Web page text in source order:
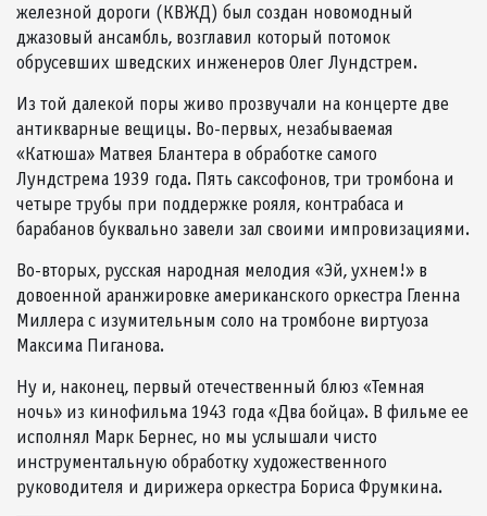
железной дороги (КВЖД) был создан новомодный
джазовый ансамбль, возглавил который потомок
обрусевших шведских инженеров Олег Лундстрем.
Из той далекой поры живо прозвучали на концерте две
антикварные вещицы. Во-первых, незабываемая
«Катюша» Матвея Блантера в обработке самого
Лундстрема 1939 года. Пять саксофонов, три тромбона и
четыре трубы при поддержке рояля, контрабаса и
барабанов буквально завели зал своими импровизациями.
Во-вторых, русская народная мелодия «Эй, ухнем!» в
довоенной аранжировке американского оркестра Гленна
Миллера с изумительным соло на тромбоне виртуоза
Максима Пиганова.
Ну и, наконец, первый отечественный блюз «Темная
ночь» из кинофильма 1943 года «Два бойца». В фильме ее
исполнял Марк Бернес, но мы услышали чисто
инструментальную обработку художественного
руководителя и дирижера оркестра Бориса Фрумкина.